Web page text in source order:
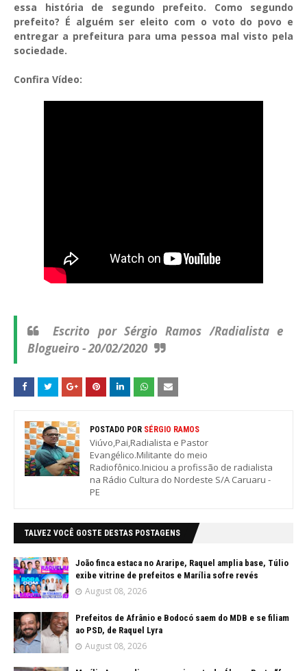
essa história de segundo prefeito. Como segundo
prefeito? É alguém ser eleito com o voto do povo e
entregar a prefeitura para uma pessoa mal visto pela
sociedade.
Confira Vídeo:
Escrito por Sérgio Ramos /Radialista e
Blogueiro - 20/02/2020
POSTADO POR SÉRGIO RAMOS
Viúvo,Pai,Radialista e Pastor
Evangélico.Militante do meio
Radiofônico.Iniciou a profissão de radialista
na Rádio Cultura do Nordeste S/A Caruaru -
PE
TALVEZ VOCÊ GOSTE DESTAS POSTAGENS
João finca estaca no Araripe, Raquel amplia base, Túlio
exibe vitrine de prefeitos e Marília sofre revés
August 08, 2026
Prefeitos de Afrânio e Bodocó saem do MDB e se filiam
ao PSD, de Raquel Lyra
August 08, 2026